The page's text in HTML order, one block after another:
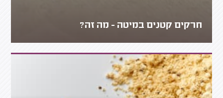
חרקים קטנים במיטה - מה זה?